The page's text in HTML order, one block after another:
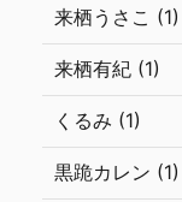
来栖うさこ (1)
来栖有紀 (1)
くるみ (1)
黒跪カレン (1)